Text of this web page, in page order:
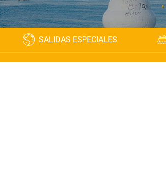
SALIDAS ESPECIALES